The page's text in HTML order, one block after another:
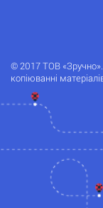
© 2017 ТОВ «Зручно».
копіюванні